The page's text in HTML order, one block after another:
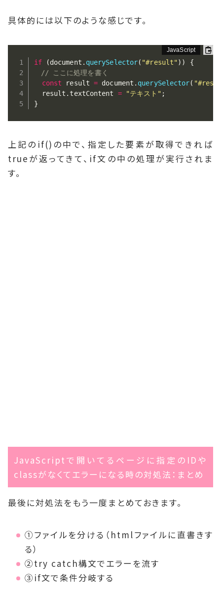
具体的には以下のような感じです。
if (document . querySelector( "#result") )
{
// ここに処理を書く
const result = document . querySelector(
  result
. textContent = "テキスト" ;
}
上記のif()の中で、指定した要素が取得できれば
trueが返ってきて、if文の中の処理が実行されま
す。
JavaScriptで開いてるページに指定のIDや
classがなくてエラーになる時の対処法：まとめ
最後に対処法をもう一度まとめておきます。
①ファイルを分ける（htmlファイルに直書きす
る）
②try catch構文でエラーを流す
③if文で条件分岐する